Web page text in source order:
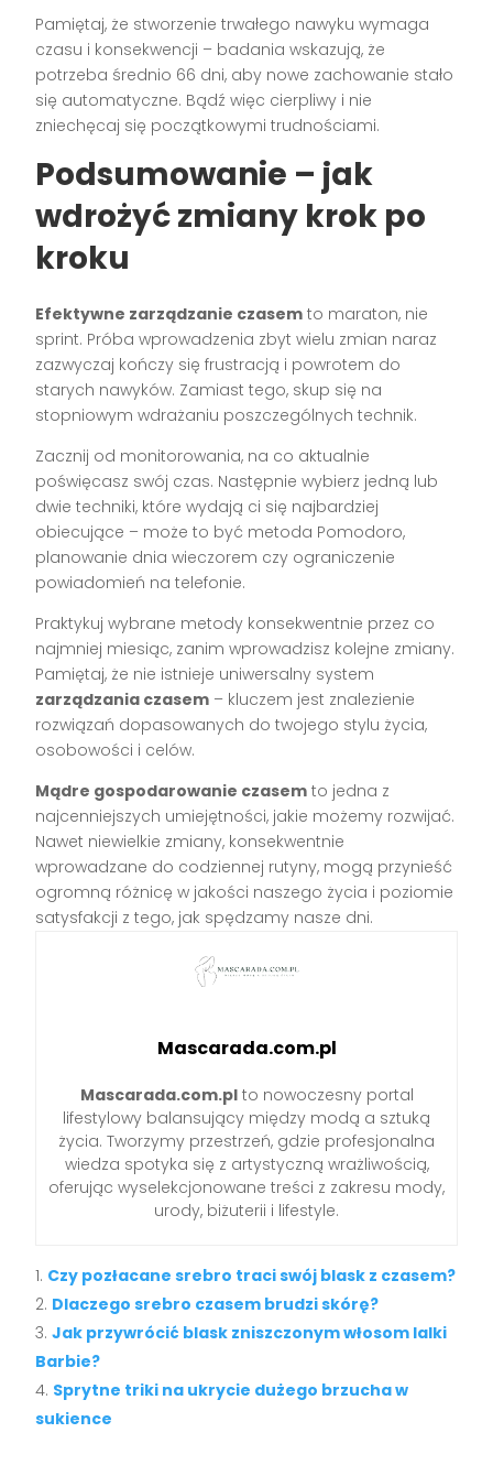
Pamiętaj, że stworzenie trwałego nawyku wymaga
czasu i konsekwencji – badania wskazują, że
potrzeba średnio 66 dni, aby nowe zachowanie stało
się automatyczne. Bądź więc cierpliwy i nie
zniechęcaj się początkowymi trudnościami.
Podsumowanie – jak
wdrożyć zmiany krok po
kroku
Efektywne zarządzanie czasem to maraton, nie
sprint. Próba wprowadzenia zbyt wielu zmian naraz
zazwyczaj kończy się frustracją i powrotem do
starych nawyków. Zamiast tego, skup się na
stopniowym wdrażaniu poszczególnych technik.
Zacznij od monitorowania, na co aktualnie
poświęcasz swój czas. Następnie wybierz jedną lub
dwie techniki, które wydają ci się najbardziej
obiecujące – może to być metoda Pomodoro,
planowanie dnia wieczorem czy ograniczenie
powiadomień na telefonie.
Praktykuj wybrane metody konsekwentnie przez co
najmniej miesiąc, zanim wprowadzisz kolejne zmiany.
Pamiętaj, że nie istnieje uniwersalny system
zarządzania czasem – kluczem jest znalezienie
rozwiązań dopasowanych do twojego stylu życia,
osobowości i celów.
Mądre gospodarowanie czasem to jedna z
najcenniejszych umiejętności, jakie możemy rozwijać.
Nawet niewielkie zmiany, konsekwentnie
wprowadzane do codziennej rutyny, mogą przynieść
ogromną różnicę w jakości naszego życia i poziomie
satysfakcji z tego, jak spędzamy nasze dni.
Mascarada.com.pl
Mascarada.com.plto nowoczesny portal
lifestylowy balansujący między modą a sztuką
życia. Tworzymy przestrzeń, gdzie profesjonalna
wiedza spotyka się z artystyczną wrażliwością,
oferując wyselekcjonowane treści z zakresu mody,
urody, biżuterii i lifestyle.
Czy pozłacane srebro traci swój blask z czasem?
Dlaczego srebro czasem brudzi skórę?
Jak przywrócić blask zniszczonym włosom lalki
Barbie?
Sprytne triki na ukrycie dużego brzucha w
sukience